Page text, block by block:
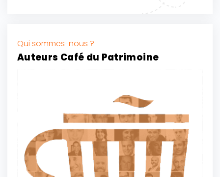
Qui sommes-nous ?
Auteurs Café du Patrimoine